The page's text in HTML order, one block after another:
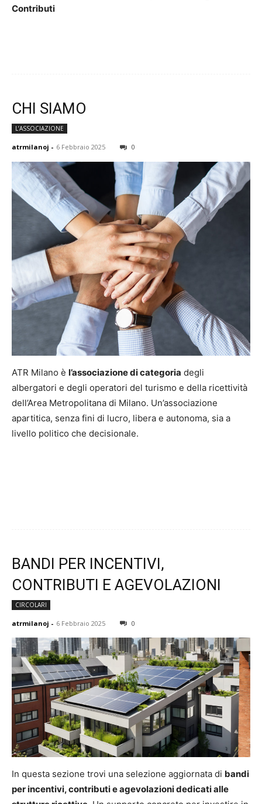
Contributi
CHI SIAMO
L’ASSOCIAZIONE
atrmilanoj - 6 Febbraio 2025 0
ATR Milano è l’associazione di categoria degli
albergatori e degli operatori del turismo e della ricettività
dell’Area Metropolitana di Milano. Un’associazione
apartitica, senza fini di lucro, libera e autonoma, sia a
livello politico che decisionale.
BANDI PER INCENTIVI,
CONTRIBUTI E AGEVOLAZIONI
CIRCOLARI
atrmilanoj - 6 Febbraio 2025 0
In questa sezione trovi una selezione aggiornata di bandi
per incentivi, contributi e agevolazioni dedicati alle